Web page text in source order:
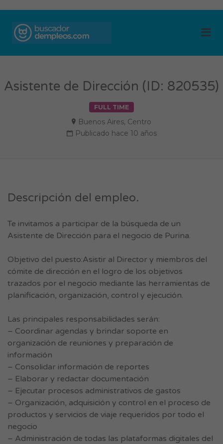
Asistente de Dirección (ID: 820535)
FULL TIME
Buenos Aires, Centro
Publicado hace 10 años
Descripción del empleo.
Te invitamos a participar de la búsqueda de un
Asistente de Dirección para el negocio de Purina.
Objetivo del puesto:Asistir al Director y miembros del
cómite de dirección en el logro de los objetivos
trazados por el negocio mediante las herramientas de
planificación, organización, control y ejecución.
Las principales responsabilidades serán:
– Coordinar agendas y brindar soporte en
organización de reuniones y preparación de
información
– Consolidar información de reportes
– Elaborar y redactar documentación
– Ejecutar procesos administrativos de gastos
– Organización, adquisición y control en el proceso de
productos y servicios de viaje requeridos por todo el
negocio
– Administración de todas las plataformas digitales del